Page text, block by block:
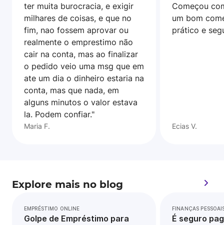
ter muita burocracia, e exigir
milhares de coisas, e que no
fim, nao fossem aprovar ou
realmente o emprestimo não
cair na conta, mas ao finalizar
o pedido veio uma msg que em
ate um dia o dinheiro estaria na
conta, mas que nada, em
alguns minutos o valor estava
la. Podem confiar."
Maria F.
Começou
um bom
prático e
Ecias V.
Explore mais no blog
EMPRÉSTIMO ONLINE
Golpe de Empréstimo para
FINANÇAS
É seguro